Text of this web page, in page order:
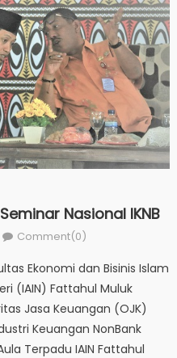
Nasional IKNB
Comment(0)
Ekonomi dan Bisinis Islam
(IAIN) Fattahul Muluk
Jasa Keuangan (OJK)
Keuangan NonBank
Terpadu IAIN Fattahul